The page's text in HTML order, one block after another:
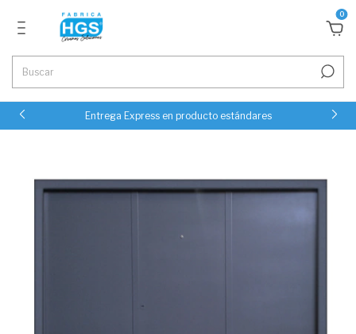
0
Entrega Express en producto estándares